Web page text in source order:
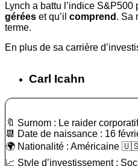
Lynch a battu l’indice S&P500
gérées et qu’il comprend . Sa
terme.
En plus de sa carrière
Carl Icahn
🔖 Surnom : Le raider corporatif
📆 Date de naissance : 16
🌍 Nationalité : Américaine
📈 Style d’investissement :